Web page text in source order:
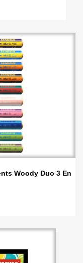
Woody Duo 3 En